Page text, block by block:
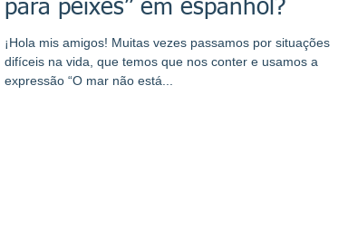
para peixes” em espanhol?
¡Hola mis amigos! Muitas vezes passamos por situações
difíceis na vida, que temos que nos conter e usamos a
expressão “O mar não está...